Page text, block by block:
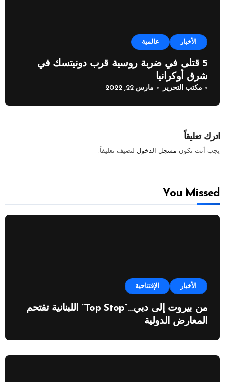
الأخبار عالمية
5 قتلى في ضربة روسية قرب دونيتسك في
شرق أوكرانيا
مكتب التحرير مارس 22, 2022
اترك تعليقاً
يجب أنت تكون مسجل الدخول لتضيف تعليقاً.
You Missed
الأخبار الإفتتاحية
من بيروت إلى دبي…”Top Stop” اللبنانية تقتحم
المعارض الدولية